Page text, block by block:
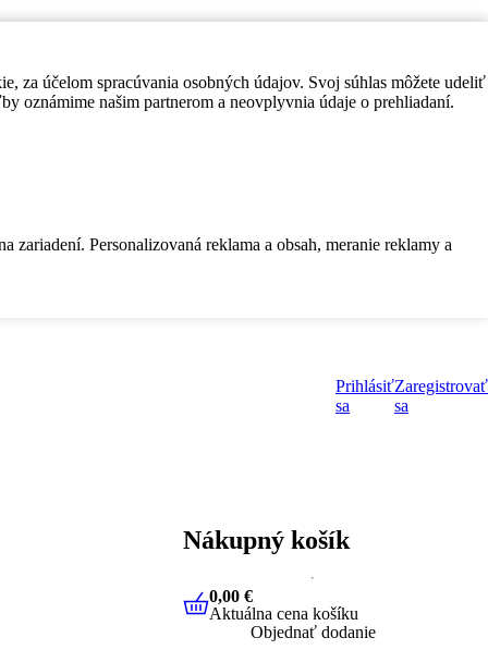
za účelom spracúvania osobných údajov. Svoj súhlas môžete udeliť
oznámime našim partnerom a neovplyvnia údaje o prehliadaní.
Personalizovaná reklama a obsah, meranie reklamy a
Prihlásiť
sa
Zaregistrovať
sa
Nákupný košík
0,00 €Aktuálna cena košíku
0,00 €
Aktuálna cena košíku
Objednať dodanie